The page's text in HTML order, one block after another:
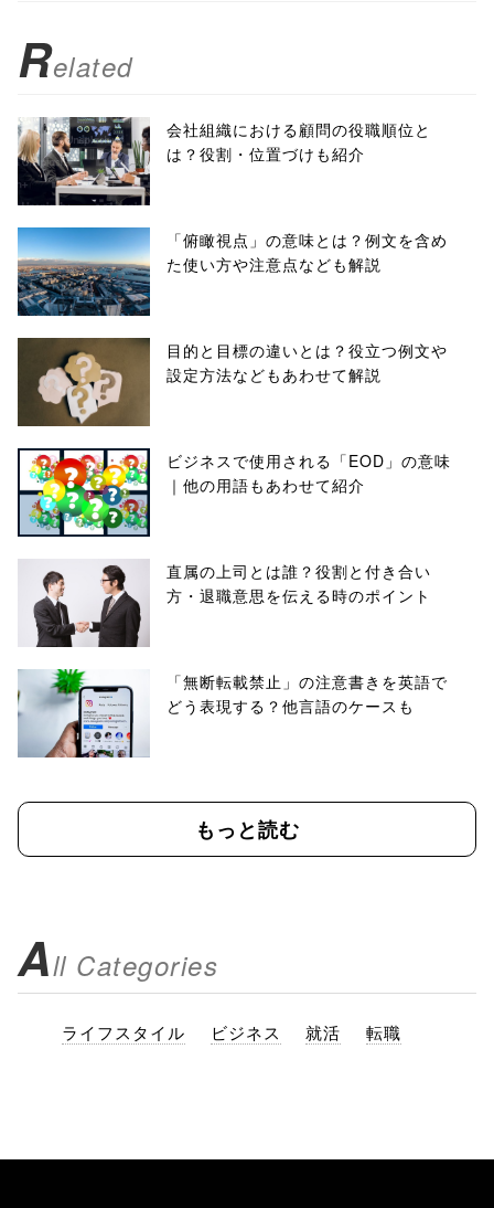
Related
会社組織における顧問の役職順位と
は？役割・位置づけも紹介
「俯瞰視点」の意味とは？例文を含め
た使い方や注意点なども解説
目的と目標の違いとは？役立つ例文や
設定方法などもあわせて解説
ビジネスで使用される「EOD」の意味
｜他の用語もあわせて紹介
直属の上司とは誰？役割と付き合い
方・退職意思を伝える時のポイント
「無断転載禁止」の注意書きを英語で
どう表現する？他言語のケースも
もっと読む
All Categories
ライフスタイル ビジネス 就活 転職